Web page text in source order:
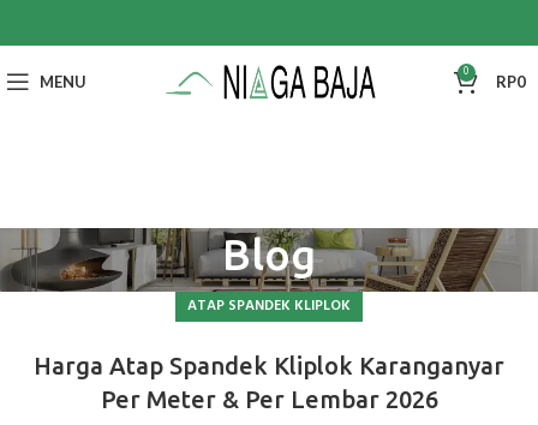
MENU 0 RP0
Blog
ATAP SPANDEK KLIPLOK
Harga Atap Spandek Kliplok Karanganyar
Per Meter & Per Lembar 2026